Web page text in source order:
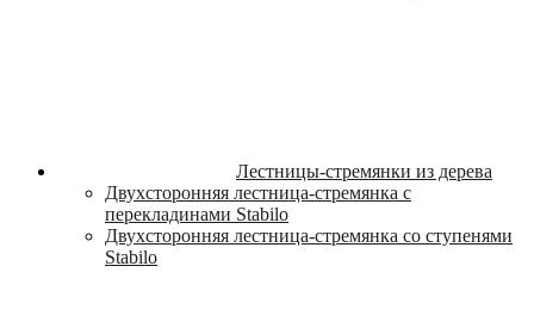
Лестницы-стремянки из дерева
Двухсторонняя лестница-стремянка с
перекладинами Stabilo
Двухсторонняя лестница-стремянка со ступенями
Stabilo